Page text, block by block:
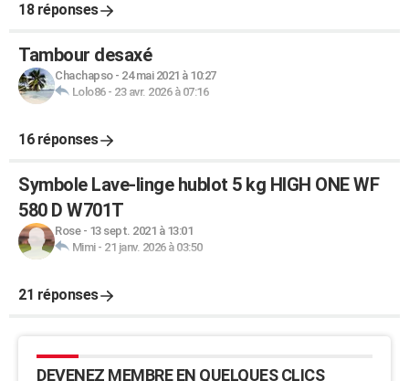
18 réponses
Tambour desaxé
Chachapso- 24 mai 2021 à 10:27
Lolo86- 23 avr. 2026 à 07:16
16 réponses
Symbole Lave-linge hublot 5 kg HIGH ONE WF
580 D W701T
Rose- 13 sept. 2021 à 13:01
Mimi- 21 janv. 2026 à 03:50
21 réponses
DEVENEZ MEMBRE EN QUELQUES CLICS